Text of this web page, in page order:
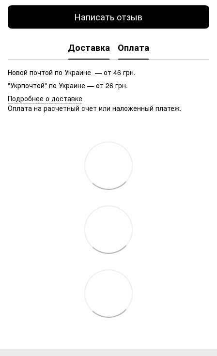
Написать отзыв
Доставка Оплата
Новой почтой по Украине — от 46 грн.
"Укрпочтой" по Украине — от 26 грн.
Подробнее о доставке
Оплата на расчетный счет или наложенный платеж.